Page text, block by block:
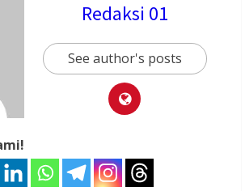
Redaksi 01
See author's posts